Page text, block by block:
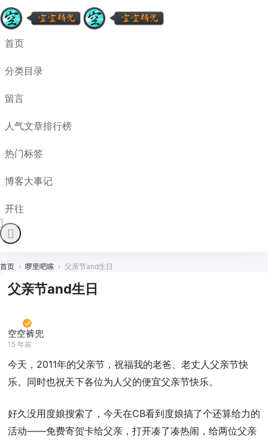
首页
分类目录
留言
人气文章排行榜
热门标签
博客大事记
开往
首页 › 啰里吧嗦 › 父亲节and生日
父亲节and生日
空空裤兜
15 年前
今天，2011年的父亲节，祝福我的老爸、老丈人父亲节快
乐。同时也祝天下各位为人父的便宜父亲节快乐。
好久没用度娘搜索了，今天在CB看到度娘搞了个还算给力的
活动——免费寄贺卡给父亲，打开凑了凑热闹，给两位父亲